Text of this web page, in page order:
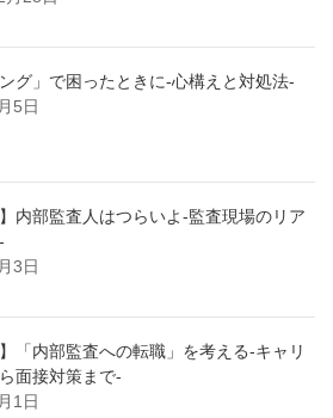
ング」で困ったときに-心構えと対処法-
5日
】内部監査人はつらいよ-監査現場のリア
3日
】「内部監査への転職」を考える-キャリ
面接対策まで-
1日